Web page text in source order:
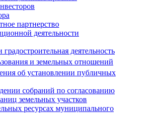
партнерство
деятельности
деятельность
и земельных отношений
об установлении публичных
собраний по согласованию
земельных участков
ресурсах муниципального